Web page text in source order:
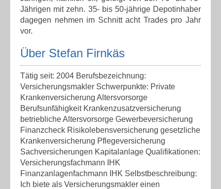
Jährigen mit zehn. 35- bis 50-jährige Depotinhaber
dagegen nehmen im Schnitt acht Trades pro Jahr
vor.
Über Stefan Firnkäs
Tätig seit: 2004 Berufsbezeichnung:
Versicherungsmakler Schwerpunkte: Private
Krankenversicherung Altersvorsorge
Berufsunfähigkeit Krankenzusatzversicherung
betriebliche Altersvorsorge Gewerbeversicherung
Finanzcheck Risikolebensversicherung gesetzliche
Krankenversicherung Pflegeversicherung
Sachversicherungen Kapitalanlage Qualifikationen:
Versicherungsfachmann IHK
Finanzanlagenfachmann IHK Selbstbeschreibung:
Ich biete als Versicherungsmakler einen